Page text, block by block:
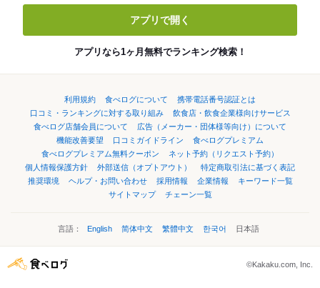
アプリで開く
アプリなら1ヶ月無料でランキング検索！
利用規約 食べログについて
携帯電話番号認証とは
口コミ・ランキングに対する取り組み
飲食店・飲食企業様向けサービス
食べログ店舗会員について
広告（メーカー・団体様等向け）について
機能改善要望
口コミガイドライン
食べログプレミアム
食べログプレミアム無料クーポン
ネット予約（リクエスト予約）
個人情報保護方針
外部送信（オプトアウト）
特定商取引法に基づく表記
推奨環境
ヘルプ・お問い合わせ 採用情報 企業情報
キーワード一覧
サイトマップ
チェーン一覧
言語： English 简体中文 繁體中文 한국어 日本語
©Kakaku.com, Inc.